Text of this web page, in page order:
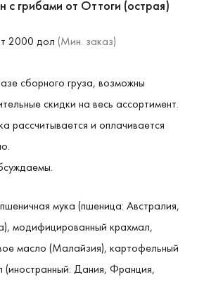
грибами от Оттоги (острая)
2000 дол (Мин. заказ)
сборного груза, возможны
скидки на весь ассортимент.
рассчитывается и оплачивается
мука (пшеница: Австралия,
модифицированный крахмал,
масло (Малайзия), картофельный
(иностранный: Дания, Франция,